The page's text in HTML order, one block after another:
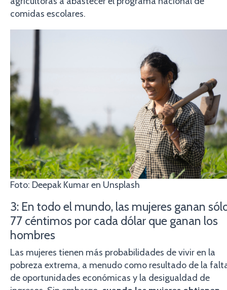
comidas escolares.
Foto: Deepak Kumar en Unsplash
3: En todo el mundo, las mujeres ganan
77 céntimos por cada dólar que ganan los
hombres
Las mujeres tienen más probabilidades de vivir en la
pobreza extrema, a menudo como resultado de la
de oportunidades económicas y la desigualdad de